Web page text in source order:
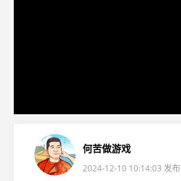
何苦做游戏
2024-12-10 10:14:03 发布